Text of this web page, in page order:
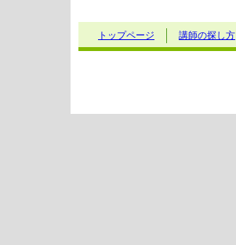
トップページ 講師の探し方